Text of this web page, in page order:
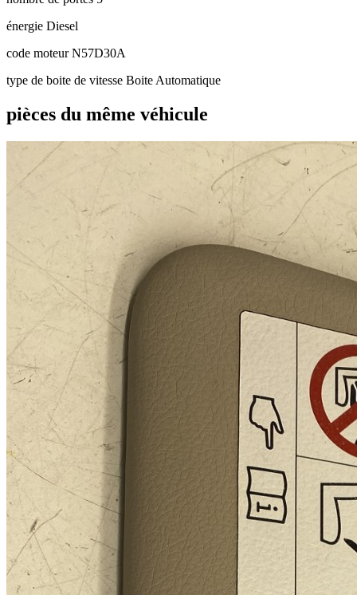
énergie Diesel
code moteurN57D30A
type de boite de vitesse Boite Automatique
pièces du même véhicule